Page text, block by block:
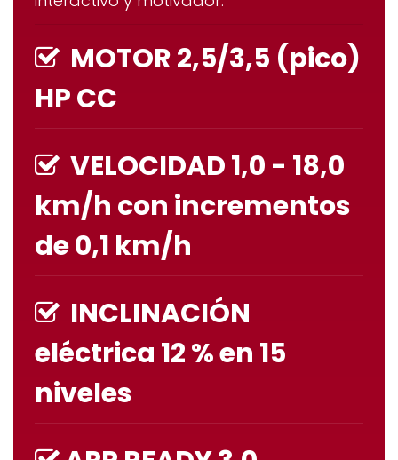
MOTOR 2,5/3,5 (pico)
HP CC
VELOCIDAD 1,0 - 18,0
km/h con incrementos
de 0,1 km/h
INCLINACIÓN
eléctrica 12 % en 15
niveles